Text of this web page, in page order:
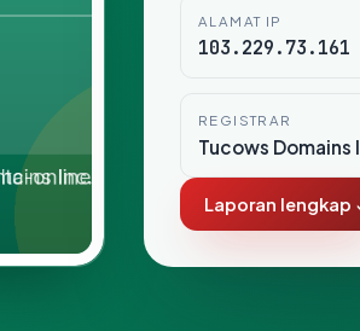
ALAMAT IP
103.229.73.161
REGISTRAR
Tucows Domains
Laporan lengkap